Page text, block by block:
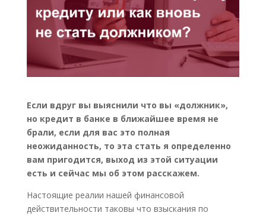
Если вдруг вы выяснили что вы «должник»,
но кредит в банке в ближайшее время не
брали, если для вас это полная
неожиданность, то эта стать я определенно
вам пригодится, выход из этой ситуации
есть и сейчас мы об этом расскажем.
Настоящие реалии нашей финансовой
действительности таковы что взыскания по